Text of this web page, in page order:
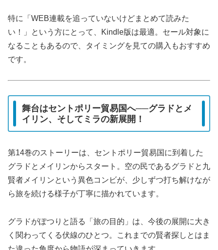
特に「WEB連載を追っていないけどまとめて読みた
い！」という方にとって、Kindle版は最適。セール対象に
なることもあるので、タイミングを見ての購入もおすすめ
です。
舞台はセントポリー貿易国へ──グラドとメ
イリン、そしてミラの新展開！
第14巻のストーリーは、セントポリー貿易国に到着した
グラドとメイリンからスタート。空の民であるグラドと九
賢者メイリンという異色コンビが、少しずつ打ち解けなが
ら旅を続ける様子が丁寧に描かれています。
グラドがぽつりと語る「旅の目的」は、今後の展開に大き
く関わってくる伏線のひとつ。これまでの賢者探しとはま